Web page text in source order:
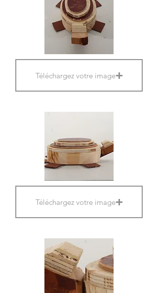
Téléchargez votre image
Téléchargez votre image